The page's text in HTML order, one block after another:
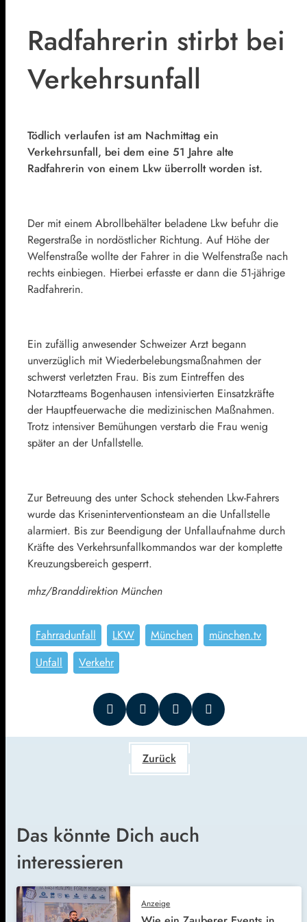
Radfahrerin stirbt bei
Verkehrsunfall
Tödlich verlaufen ist am Nachmittag ein
Verkehrsunfall, bei dem eine 51 Jahre alte
Radfahrerin von einem Lkw überrollt worden ist.
Der mit einem Abrollbehälter beladene Lkw befuhr die
Regerstraße in nordöstlicher Richtung. Auf Höhe der
Welfenstraße wollte der Fahrer in die Welfenstraße nach
rechts einbiegen. Hierbei erfasste er dann die 51-jährige
Radfahrerin.
Ein zufällig anwesender Schweizer Arzt begann
unverzüglich mit Wiederbelebungsmaßnahmen der
schwerst verletzten Frau. Bis zum Eintreffen des
Notarztteams Bogenhausen intensivierten Einsatzkräfte
der Hauptfeuerwache die medizinischen Maßnahmen.
Trotz intensiver Bemühungen verstarb die Frau wenig
später an der Unfallstelle.
Zur Betreuung des unter Schock stehenden Lkw-Fahrers
wurde das Kriseninterventionsteam an die Unfallstelle
alarmiert. Bis zur Beendigung der Unfallaufnahme durch
Kräfte des Verkehrsunfallkommandos war der komplette
Kreuzungsbereich gesperrt.
mhz/Branddirektion München
Fahrradunfall LKW München
münchen.tv
Unfall
Verkehr
Zurück
Das könnte Dich auch
interessieren
Anzeige